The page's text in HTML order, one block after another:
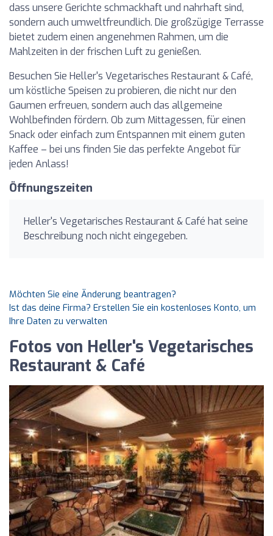
dass unsere Gerichte schmackhaft und nahrhaft sind,
sondern auch umweltfreundlich. Die großzügige Terrasse
bietet zudem einen angenehmen Rahmen, um die
Mahlzeiten in der frischen Luft zu genießen.
Besuchen Sie Heller's Vegetarisches Restaurant & Café,
um köstliche Speisen zu probieren, die nicht nur den
Gaumen erfreuen, sondern auch das allgemeine
Wohlbefinden fördern. Ob zum Mittagessen, für einen
Snack oder einfach zum Entspannen mit einem guten
Kaffee – bei uns finden Sie das perfekte Angebot für
jeden Anlass!
Öffnungszeiten
Heller's Vegetarisches Restaurant & Café hat seine
Beschreibung noch nicht eingegeben.
Möchten Sie eine Änderung beantragen?
Ist das deine Firma? Erstellen Sie ein kostenloses Konto, um
Ihre Daten zu verwalten
Fotos von Heller's Vegetarisches
Restaurant & Café